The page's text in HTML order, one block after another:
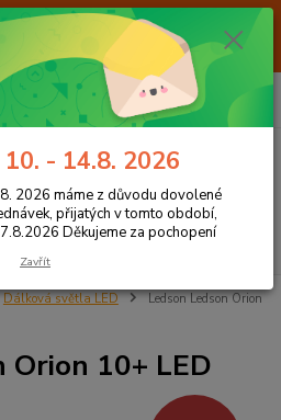
důvodu dovolené ZAVŘENO. Expedice
proběhne v týdnu po 17.8.2026
za pochopení
CZK
Hledat
za0,00 Kč
Dálková světla LED
Ledson Ledson Orion
Orion 10+ LED
- 14.8. 2026
2026 máme z důvodu dovolené
přijatých v tomto období,
Děkujeme za pochopení
Zavřít